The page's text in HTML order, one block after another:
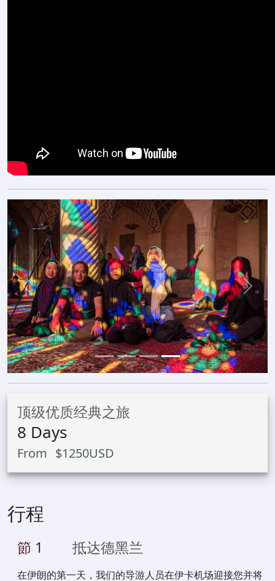
Previous Next
顶级优质经典之旅
8 Days
From $1250USD
行程
節 1 抵达德黑兰
在伊朗的第一天，我们的导游人员在伊卡机场迎接您并将